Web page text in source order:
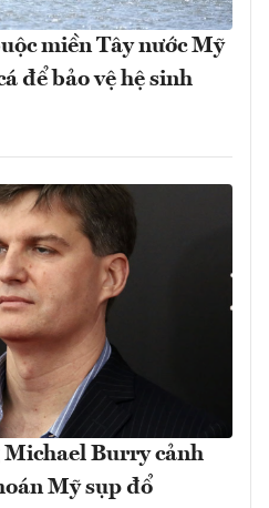
miền Tây nước Mỹ
để bảo vệ hệ sinh
Burry cảnh
Mỹ sụp đổ